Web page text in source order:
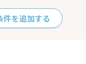
件を追加する